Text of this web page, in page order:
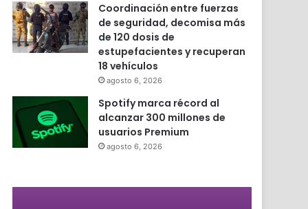
Coordinación entre fuerzas
de seguridad, decomisa más
de 120 dosis de
estupefacientes y recuperan
18 vehículos
agosto 6, 2026
Spotify marca récord al
alcanzar 300 millones de
usuarios Premium
agosto 6, 2026